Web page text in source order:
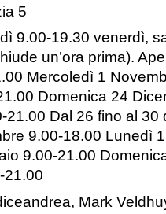
5
9.00-19.30 venerdì,
un’ora prima).
Mercoledì 1
Domenica 24
Dal 26 fino al 30
9.00-18.00 Lunedì
9.00-21.00
21.00
Mark